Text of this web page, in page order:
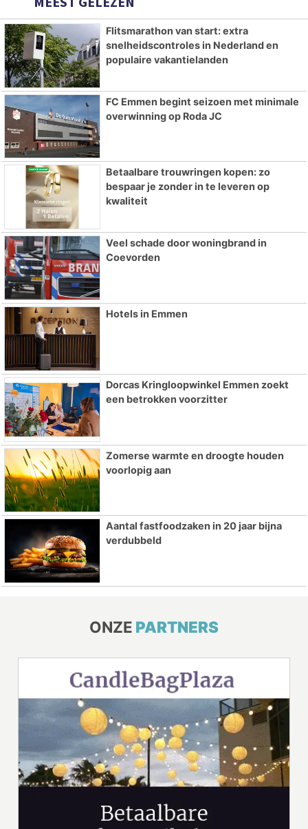
Flitsmarathon van start: extra
snelheidscontroles in Nederland en
populaire vakantielanden
FC Emmen begint seizoen met minimale
overwinning op Roda JC
Betaalbare trouwringen kopen: zo
bespaar je zonder in te leveren op
kwaliteit
Veel schade door woningbrand in
Coevorden
Hotels in Emmen
Dorcas Kringloopwinkel Emmen zoekt
een betrokken voorzitter
Zomerse warmte en droogte houden
voorlopig aan
Aantal fastfoodzaken in 20 jaar bijna
verdubbeld
ONZE PARTNERS